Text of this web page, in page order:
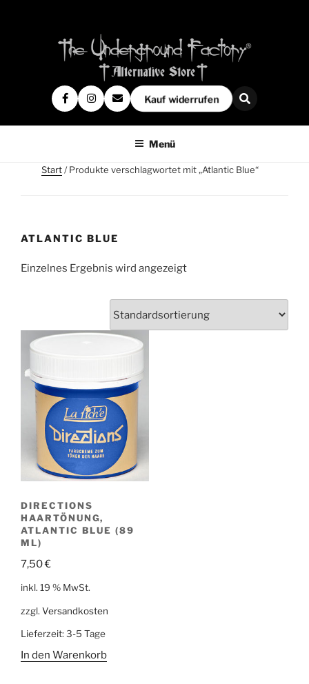
Kauf widerrufen
Menü
Start/ Produkte verschlagwortet mit „Atlantic Blue“
ATLANTIC BLUE
Einzelnes Ergebnis wird angezeigt
DIRECTIONS
HAARTÖNUNG,
ATLANTIC BLUE (89
ML)
7,50€
inkl. 19 % MwSt.
zzgl. Versandkosten
Lieferzeit: 3-5 Tage
In den Warenkorb